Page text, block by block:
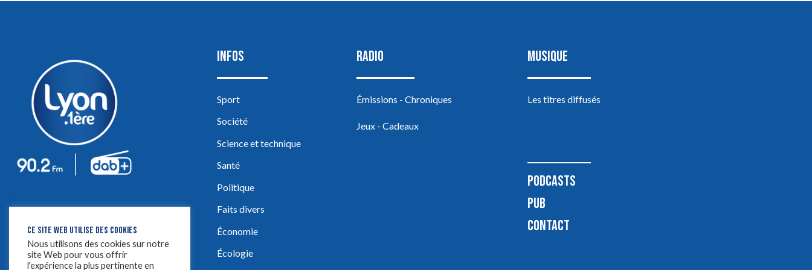
INFOS
Sport
Société
Science et technique
Santé
Politique
Faits divers
Économie
Écologie
RADIO
Émissions - Chroniques
Jeux - Cadeaux
MUSIQUE
Les titres diffusés
PODCASTS
PUB
CONTACT
CE SITE WEB UTILISE DES COOKIES
Nous utilisons des cookies sur notre
site Web pour vous offrir
l'expérience la plus pertinente en